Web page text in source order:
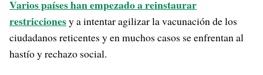
Varios países han empezado a reinstaurar
restriccionesy a intentar agilizar la vacunación de los
ciudadanos reticentes y en muchos casos se enfrentan al
hastío y rechazo social.